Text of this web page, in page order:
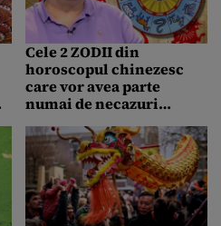
Cele 2 ZODII din
horoscopul chinezesc
care vor avea parte
numai de necazuri
potrivit lui Marian Golea